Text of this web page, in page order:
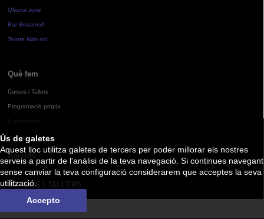
Ús de galetes
Aquest lloc utilitza galetes de tercers per poder millorar els nostres
serveis a partir de l'anàlisi de la teva navegació. Si continues navegant
sense canviar la teva configuració considerarem que acceptes la seva
utilització.
Accepto
Oficina Jove
Bar Bocamoll
Teatre Mira-sol
Què fem
Cursos i Tallers
Programació pròpia
Agenda
CURSOS I TALLERS